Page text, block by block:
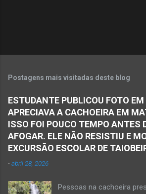
Postagens mais visitadas deste blog
ESTUDANTE PUBLICOU FOTO EM
APRECIAVA A CACHOEIRA EM
ISSO FOI POUCO TEMPO ANTES
AFOGAR. ELE NÃO RESISTIU E
EXCURSÃO ESCOLAR DE
-abril 28, 2026
Pessoas na cachoeira